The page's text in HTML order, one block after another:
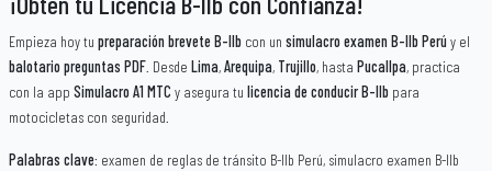
Empieza hoy tu preparación brevete B-IIb con un simulacro examen B-IIb Perú y el
balotario preguntas PDF . Desde Lima,Arequipa, Trujillo, hasta Pucallpa, practica
con la app Simulacro A1 MTC y asegura tu licencia de conducir B-IIb para
motocicletas con seguridad.
Palabras clave: examen de reglas de tránsito B-IIb Perú, simulacro examen B-IIb